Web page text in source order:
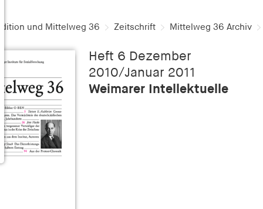
und Mittelweg 36 Zeitschrift Mittelweg 36 Archiv
Heft 6 Dezember
2010/Januar 2011
Weimarer Intellektuelle